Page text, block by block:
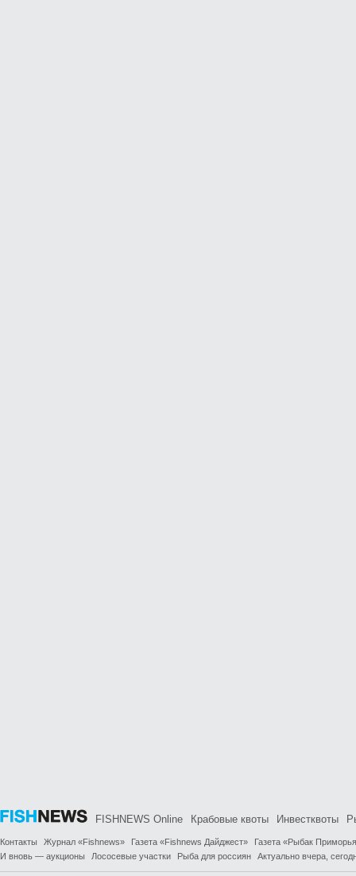
FISHNEWS Online Крабовые квоты Инвестквоты
Контакты Журнал «Fishnews» Газета «Fishnews Дайджест»
Газета «Рыбак
И вновь — аукционы
Лососевые участки Рыба для россиян Актуально вчера,